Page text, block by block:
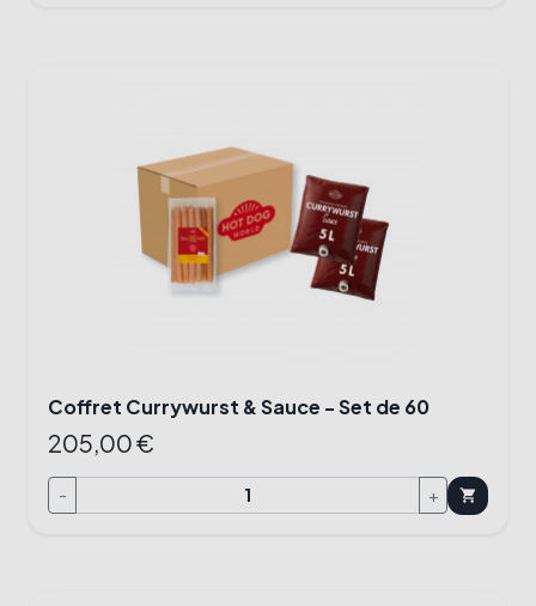
Coffret Currywurst & Sauce - Set de 60
205,00 €
- + shopping_cart